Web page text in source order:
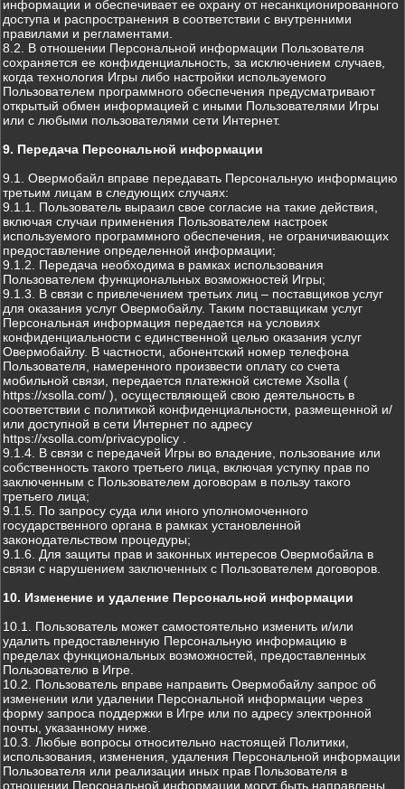
информации и обеспечивает ее охрану от несанкционированного
доступа и распространения в соответствии с внутренними
правилами и регламентами.
8.2. В отношении Персональной информации Пользователя
сохраняется ее конфиденциальность, за исключением случаев,
когда технология Игры либо настройки используемого
Пользователем программного обеспечения предусматривают
открытый обмен информацией с иными Пользователями Игры
или с любыми пользователями сети Интернет.
9. Передача Персональной информации
9.1. Овермобайл вправе передавать Персональную информацию
третьим лицам в следующих случаях:
9.1.1. Пользователь выразил свое согласие на такие действия,
включая случаи применения Пользователем настроек
используемого программного обеспечения, не ограничивающих
предоставление определенной информации;
9.1.2. Передача необходима в рамках использования
Пользователем функциональных возможностей Игры;
9.1.3. В связи с привлечением третьих лиц – поставщиков услуг
для оказания услуг Овермобайлу. Таким поставщикам услуг
Персональная информация передается на условиях
конфиденциальности с единственной целью оказания услуг
Овермобайлу. В частности, абонентский номер телефона
Пользователя, намеренного произвести оплату со счета
мобильной связи, передается платежной системе Xsolla (
https://xsolla.com/ ), осуществляющей свою деятельность в
соответствии с политикой конфиденциальности, размещенной и/
или доступной в сети Интернет по адресу
https://xsolla.com/privacypolicy .
9.1.4. В связи с передачей Игры во владение, пользование или
собственность такого третьего лица, включая уступку прав по
заключенным с Пользователем договорам в пользу такого
третьего лица;
9.1.5. По запросу суда или иного уполномоченного
государственного органа в рамках установленной
законодательством процедуры;
9.1.6. Для защиты прав и законных интересов Овермобайла в
связи с нарушением заключенных с Пользователем договоров.
10. Изменение и удаление Персональной информации
10.1. Пользователь может самостоятельно изменить и/или
удалить предоставленную Персональную информацию в
пределах функциональных возможностей, предоставленных
Пользователю в Игре.
10.2. Пользователь вправе направить Овермобайлу запрос об
изменении или удалении Персональной информации через
форму запроса поддержки в Игре или по адресу электронной
почты, указанному ниже.
10.3. Любые вопросы относительно настоящей Политики,
использования, изменения, удаления Персональной информации
Пользователя или реализации иных прав Пользователя в
отношении Персональной информации могут быть направлены